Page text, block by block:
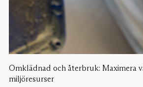
Omklädnad och återbruk: Maximera
miljöresurser